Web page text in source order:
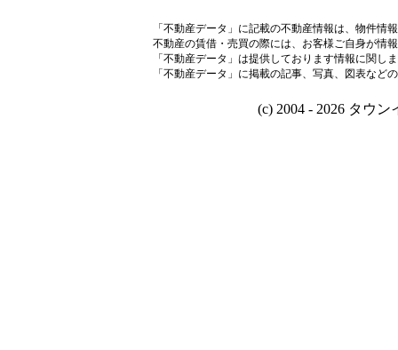
「不動産データ」に記載の不動産情報は、物件情
不動産の賃借・売買の際には、お客様ご自身が情
「不動産データ」は提供しております情報に関し
「不動産データ」に掲載の記事、写真、図表など
(c) 2004 - 2026 タウ